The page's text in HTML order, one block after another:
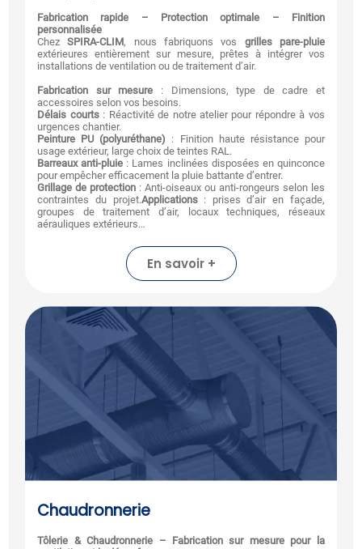
Fabrication rapide – Protection optimale – Finition
personnalisée
ChezSPIRA-CLIM, nous fabriquons vos grilles pare-pluie
extérieures entièrement sur mesure, prêtes à intégrer vos
installations de ventilation ou de traitement d’air.
Fabrication sur mesure : Dimensions, type de cadre et
accessoires selon vos besoins.
Délais courts: Réactivité de notre atelier pour répondre à vos
urgences chantier.
Peinture PU (polyuréthane) : Finition haute résistance pour
usage extérieur, large choix de teintes RAL.
Barreaux anti-pluie : Lames inclinées disposées en quinconce
pour empêcher efficacement la pluie battante d’entrer.
Grillage de protection : Anti-oiseaux ou anti-rongeurs selon les
contraintes du projet.Applications: prises d’air en façade,
groupes de traitement d’air, locaux techniques, réseaux
aérauliques extérieurs…
En savoir +
Chaudronnerie
Tôlerie & Chaudronnerie – Fabrication sur mesure pour la